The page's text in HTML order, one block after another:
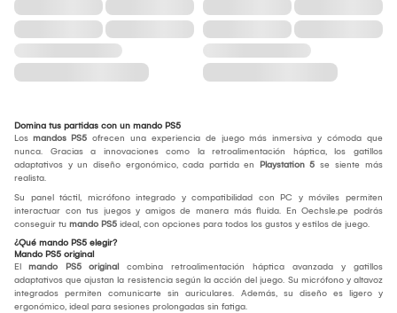
Domina tus partidas con un mando PS5
Los mandos PS5 ofrecen una experiencia de juego más inmersiva y cómoda que
nunca. Gracias a innovaciones como la retroalimentación háptica, los gatillos
adaptativos y un diseño ergonómico, cada partida en Playstation 5 se siente más
realista.
Su panel táctil, micrófono integrado y compatibilidad con PC y móviles permiten
interactuar con tus juegos y amigos de manera más fluida. En Oechsle.pe podrás
conseguir tu mando PS5 ideal, con opciones para todos los gustos y estilos de juego.
¿Qué mando PS5 elegir?
Mando PS5 original
El mando PS5 original combina retroalimentación háptica avanzada y gatillos
adaptativos que ajustan la resistencia según la acción del juego. Su micrófono y altavoz
integrados permiten comunicarte sin auriculares. Además, su diseño es ligero y
ergonómico, ideal para sesiones prolongadas sin fatiga.